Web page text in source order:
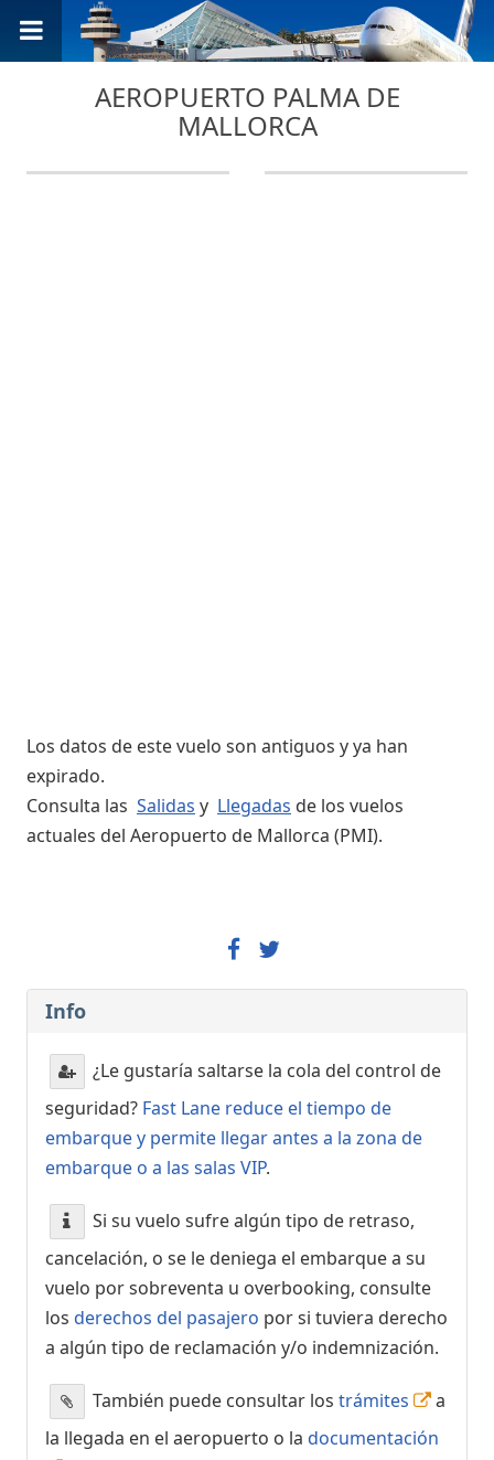
AEROPUERTO PALMA DE
MALLORCA
Los datos de este vuelo son antiguos y ya han
expirado.
Consulta las Salidas y Llegadas de los vuelos
actuales del Aeropuerto de Mallorca (PMI).
Info
¿Le gustaría saltarse la cola del control de
seguridad? Fast Lane reduce el tiempo de
embarque y permite llegar antes a la zona de
embarque o a las salas VIP.
Si su vuelo sufre algún tipo de retraso,
cancelación, o se le deniega el embarque a su
vuelo por sobreventa u overbooking, consulte
los derechos del pasajero por si tuviera derecho
a algún tipo de reclamación y/o indemnización.
También puede consultar los trámites
a
la llegada en el aeropuerto o la documentación